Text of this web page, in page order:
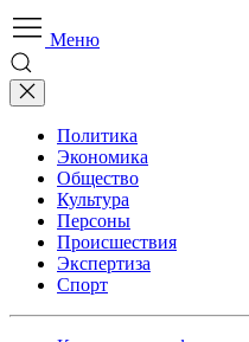
Меню
Политика
Экономика
Общество
Культура
Персоны
Происшествия
Экспертиза
Спорт